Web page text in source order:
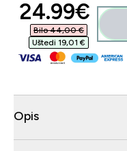
24.99€‎
Bilo 44,00 €‎
Uštedi 19,01 €‎
Opis